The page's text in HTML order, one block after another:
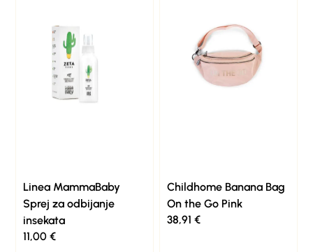
Linea MammaBaby
Sprej za odbijanje
insekata
11,00€
Childhome Banana Bag
On the Go Pink
38,91 €